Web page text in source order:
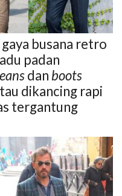
busana retro
padan
dan boots
dikancing rapi
tergantung